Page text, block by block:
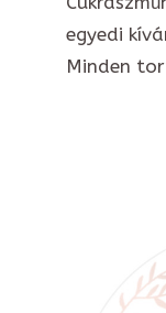
egyedi
Minden